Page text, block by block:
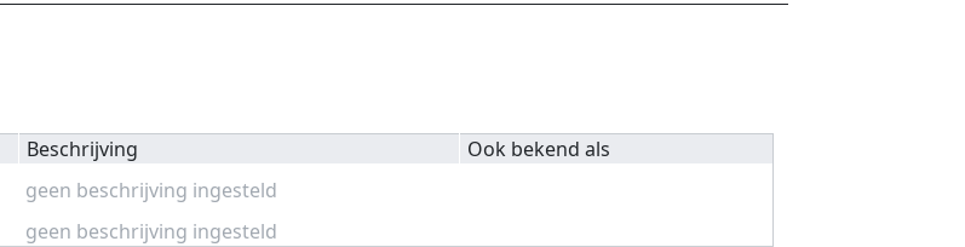
Beschrijving
Ook bekend als
geen beschrijving ingesteld
geen beschrijving ingesteld